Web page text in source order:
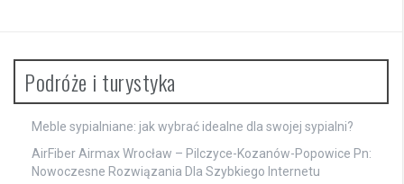
Podróże i turystyka
Meble sypialniane: jak wybrać idealne dla swojej sypialni?
AirFiber Airmax Wrocław – Pilczyce-Kozanów-Popowice Pn:
Nowoczesne Rozwiązania Dla Szybkiego Internetu